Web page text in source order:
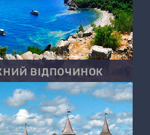
ВІДПОЧИНОК